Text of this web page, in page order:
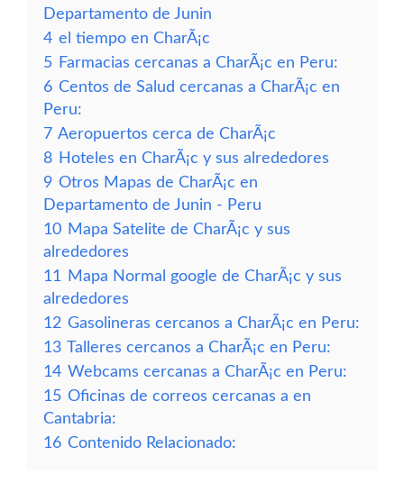
Departamento de Junin
4 el tiempo en CharÃ¡c
5 Farmacias cercanas a CharÃ¡c en Peru:
6 Centos de Salud cercanas a CharÃ¡c en
Peru:
7 Aeropuertos cerca de CharÃ¡c
8 Hoteles en CharÃ¡c y sus alrededores
9 Otros Mapas de CharÃ¡c en
Departamento de Junin - Peru
10 Mapa Satelite de CharÃ¡c y sus
alrededores
11
Mapa Normal google de CharÃ¡c y sus
alrededores
12 Gasolineras cercanos a CharÃ¡c en Peru:
13 Talleres cercanos a CharÃ¡c en Peru:
14 Webcams cercanas a CharÃ¡c en Peru:
15 Oficinas de correos cercanas a en
Cantabria:
16 Contenido Relacionado: